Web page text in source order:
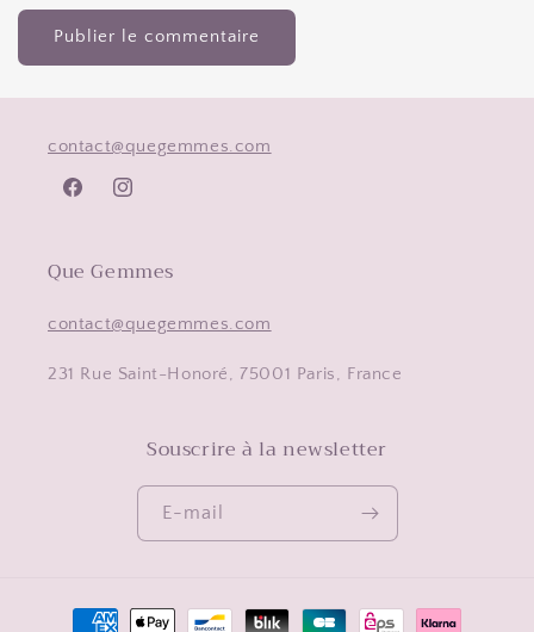
contact@quegemmes.com
FacebookInstagram
Que Gemmes
contact@quegemmes.com
231 Rue Saint-Honoré, 75001 Paris, France
Souscrire à la newsletter
E-mail
Moyens